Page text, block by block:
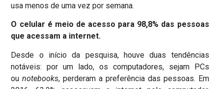
usa menos de uma vez por semana.
O celular é meio de acesso para 98,8% das pessoas
que acessam a internet.
Desde o início da pesquisa, houve duas tendências
notáveis: por um lado, os computadores, sejam PCs
ounotebooks, perderam a preferência das pessoas. Em